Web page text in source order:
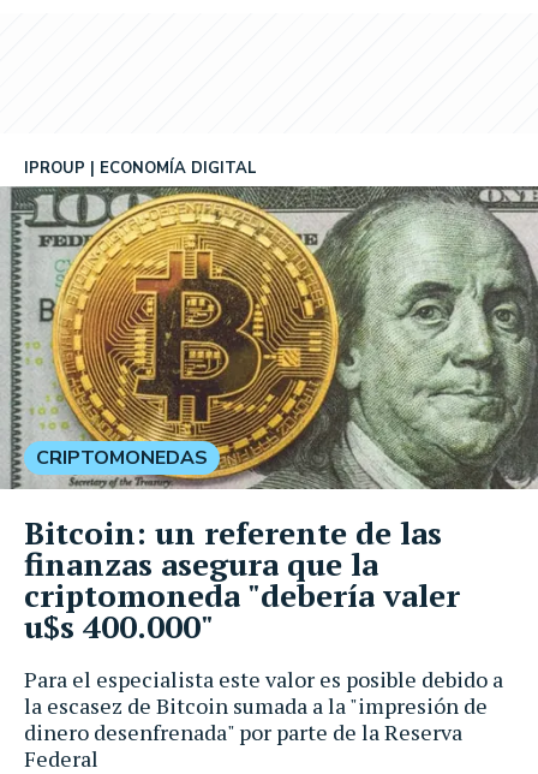
Para el especialista este valor es posible debido a
la escasez de Bitcoin sumada a la "impresión de
dinero desenfrenada" por parte de la Reserva
Federal
IPROUP ECONOMÍA DIGITAL
CRIPTOMONEDAS
Bitcoin: un referente de las
finanzas asegura que la
criptomoneda "debería valer
u$s 400.000"